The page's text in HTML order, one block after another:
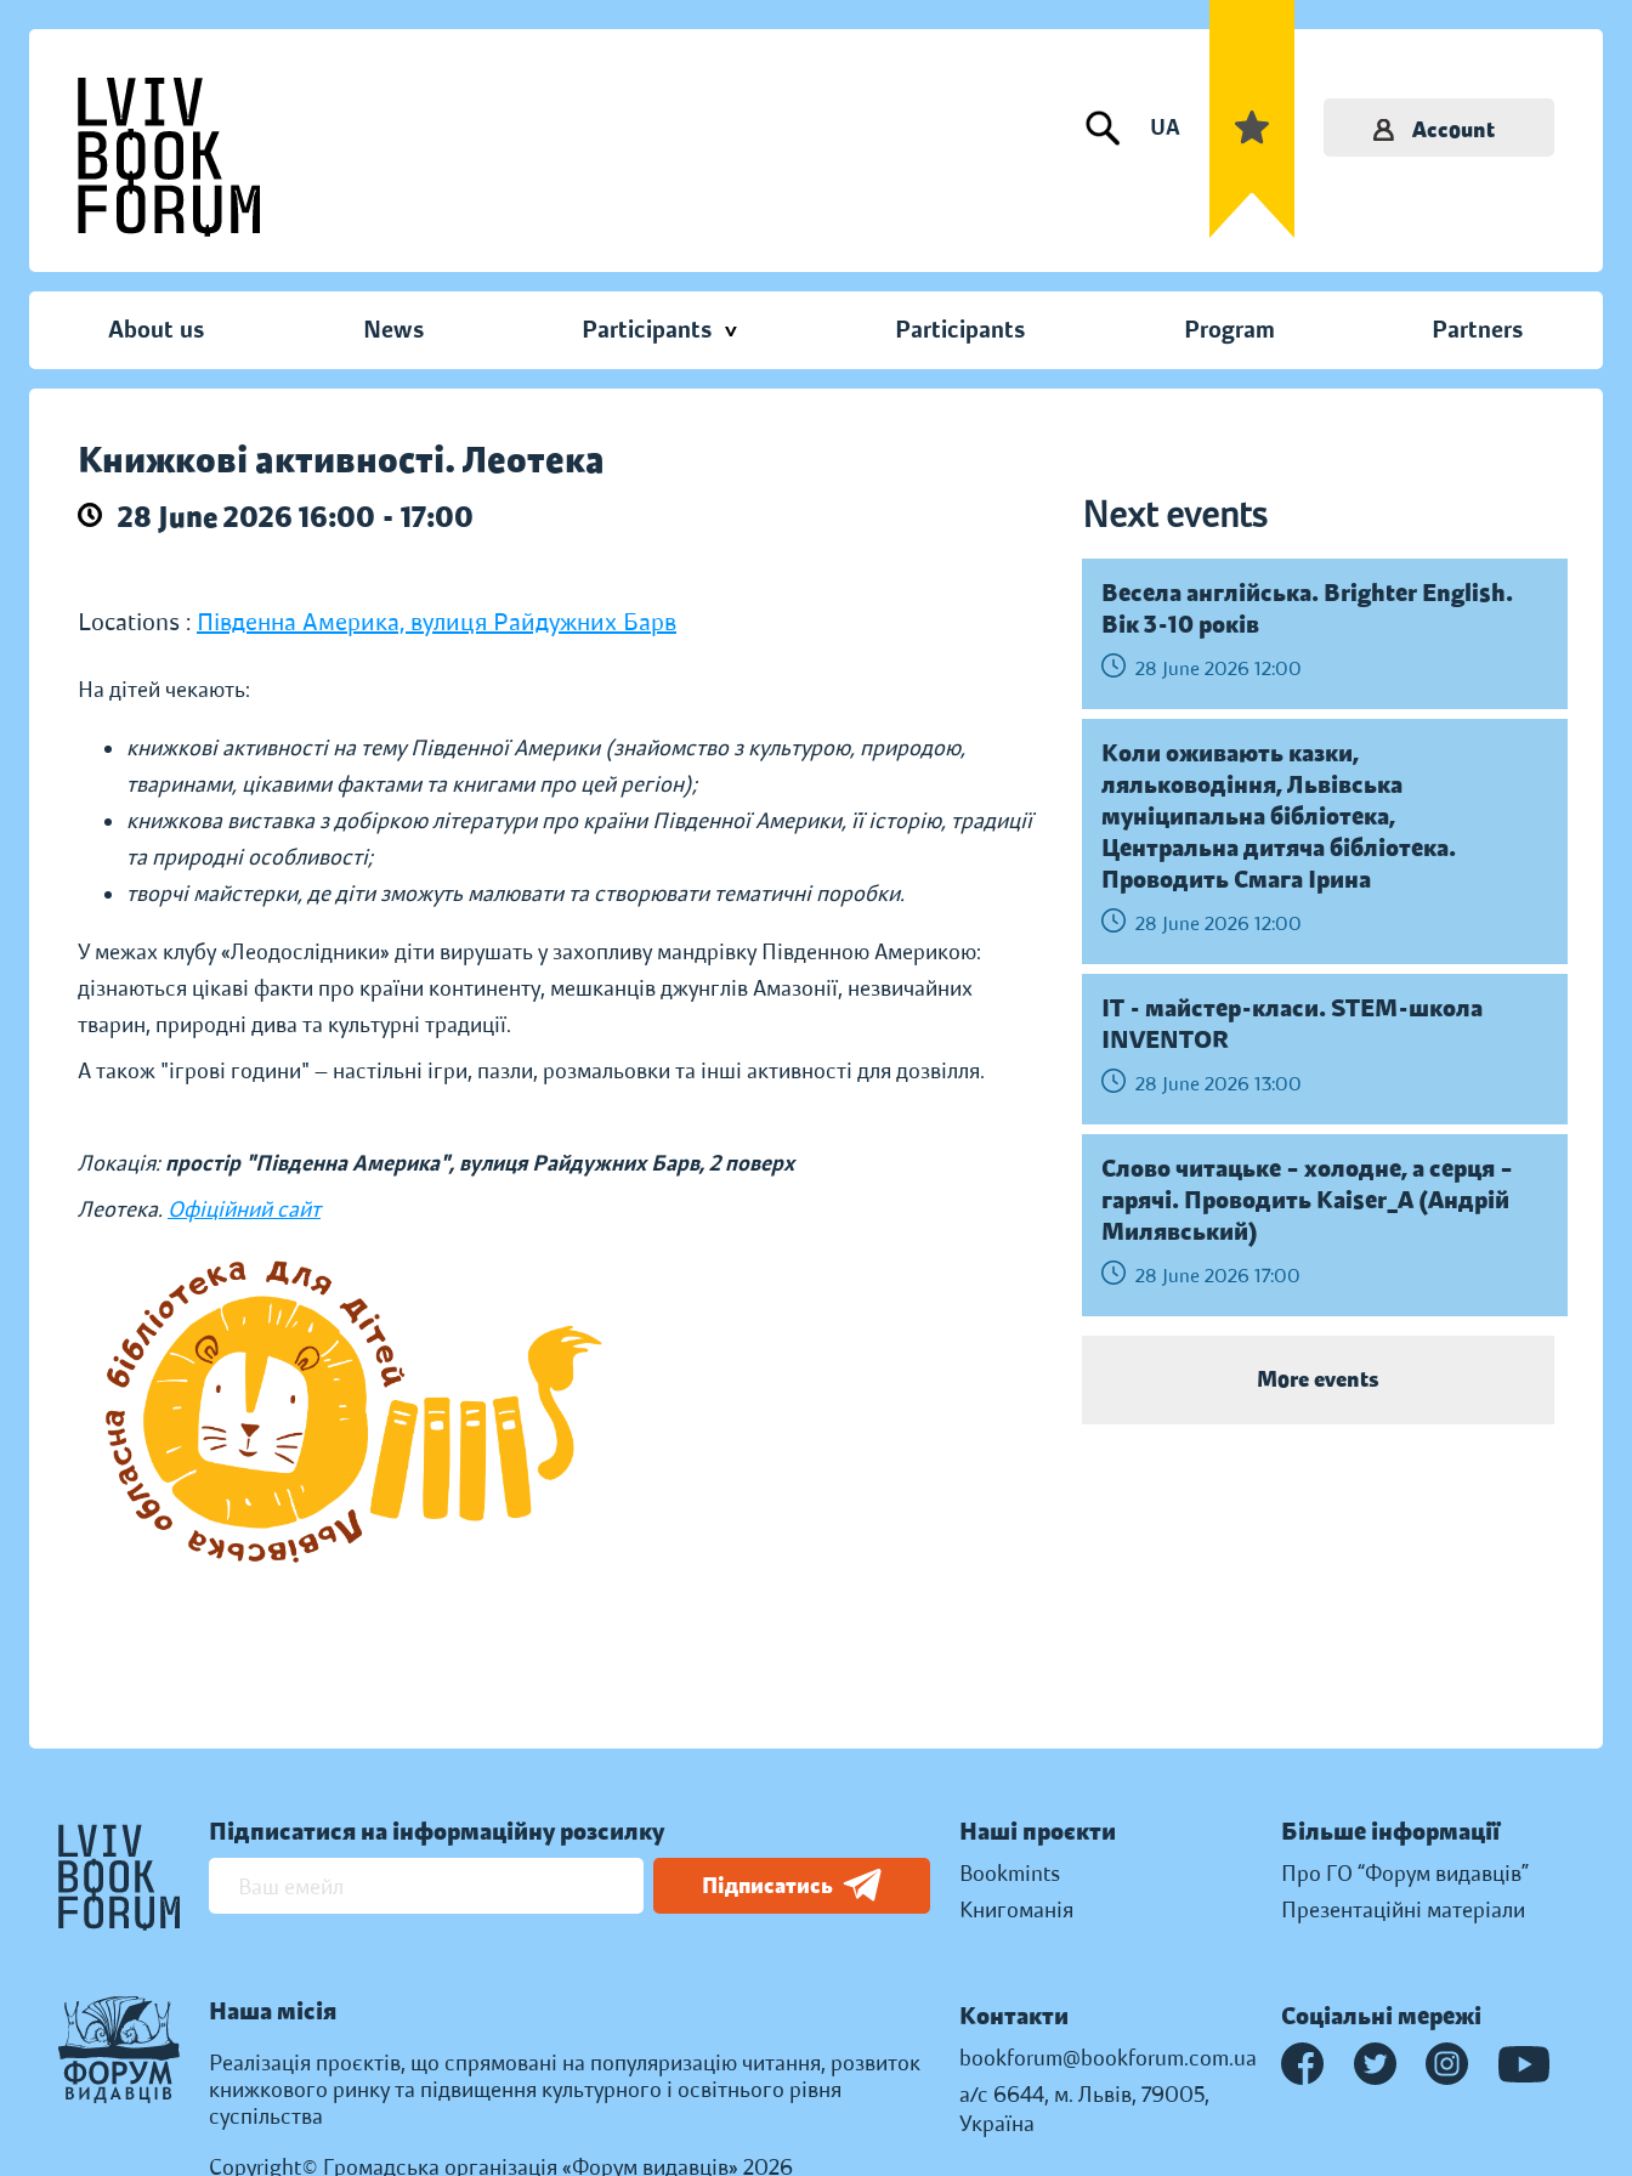
UA Account
About us News Participants Participants Program Partners
Книжкові активності. Леотека
28 June 2026 16:00 - 17:00 Next events
Locations : Південна Америка, вулиця Райдужних Барв
На дітей чекають:
книжкові активності на тему Південної Америки (знайомство з культурою, природою,
тваринами, цікавими фактами та книгами про цей регіон);
книжкова виставка з добіркою літератури про країни Південної Америки, її історію, традиції
та природні особливості;
творчі майстерки, де діти зможуть малювати та створювати тематичні поробки.
У межах клубу «Леодослідники» діти вирушать у захопливу мандрівку Південною Америкою:
дізнаються цікаві факти про країни континенту, мешканців джунглів Амазонії, незвичайних
тварин, природні дива та культурні традиції.
А також "ігрові години" — настільні ігри, пазли, розмальовки та інші активності для дозвілля.
Локація:простір "Південна Америка", вулиця Райдужних Барв, 2 поверх
Леотека. Офіційний сайт
Весела англійська. Brighter English.
Вік 3-10 років
28 June 2026 12:00
Коли оживають казки,
ляльководіння, Львівська
муніципальна бібліотека,
Центральна дитяча бібліотека.
Проводить Смага Ірина
28 June 2026 12:00
IT - майстер-класи. STEM-школа
INVENTOR
28 June 2026 13:00
Слово читацьке – холодне, а серця –
гарячі. Проводить Kaiser_A (Андрій
Милявський)
28 June 2026 17:00
More events
Підписатися на інформаційну розсилку
Підписатись
Наша місія
Реалізація проєктів, що спрямовані на популяризацію читання, розвиток
книжкового ринку та підвищення культурного і освітнього рівня
суспільства
Copyright© Громадська організація «Форум видавців» 2026
Наші проєкти
Bookmints
Книгоманія
Більше інформації
Про ГО “Форум видавців”
Презентаційні матеріали
Контакти
bookforum@bookforum.com.ua
а/с 6644, м. Львів, 79005,
Україна
Соціальні мережі